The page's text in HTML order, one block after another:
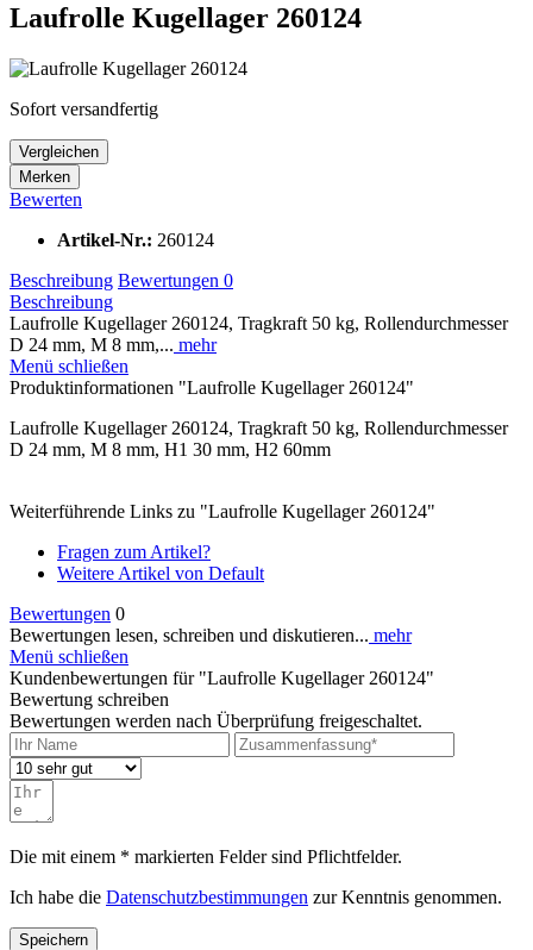
Laufrolle Kugellager 260124
Sofort versandfertig
Vergleichen
Merken
Bewerten
Artikel-Nr.: 260124
Beschreibung Bewertungen 0
Beschreibung
Laufrolle Kugellager 260124, Tragkraft 50 kg, Rollendurchmesser
D 24 mm, M 8 mm,... mehr
Menü schließen
Produktinformationen "Laufrolle Kugellager 260124"
Laufrolle Kugellager 260124, Tragkraft 50 kg, Rollendurchmesser
D 24 mm, M 8 mm, H1 30 mm, H2 60mm
Weiterführende Links zu "Laufrolle Kugellager 260124"
Fragen zum Artikel?
Weitere Artikel von Default
Bewertungen 0
Bewertungen lesen, schreiben und diskutieren... mehr
Menü schließen
Kundenbewertungen für "Laufrolle Kugellager 260124"
Bewertung schreiben
Bewertungen werden nach Überprüfung freigeschaltet.
Die mit einem * markierten Felder sind Pflichtfelder.
Ich habe die Datenschutzbestimmungen zur Kenntnis genommen.
Speichern